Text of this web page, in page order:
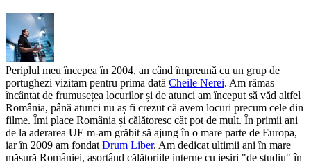
Periplul meu începea în 2004, an când împreună cu un grup de
portughezi vizitam pentru prima dată Cheile Nerei. Am rămas
încântat de frumusețea locurilor și de atunci am început să văd altfel
România, până atunci nu aș fi crezut că avem locuri precum cele din
filme. Îmi place România și călătoresc cât pot de mult. În primii ani
de la aderarea UE m-am grăbit să ajung în o mare parte de Europa,
iar în 2009 am fondatDrum Liber. Am dedicat ultimii ani în mare
măsură României, asortând călătoriile interne cu ieșiri "de studiu" în